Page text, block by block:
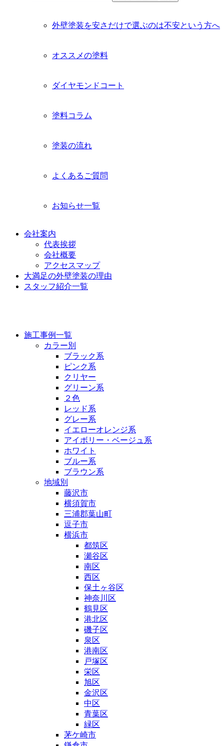
外壁塗装を安さだけで選ぶのは不安という方へ
オススメの塗料
ダイヤモンドコート
塗料コラム
塗装の流れ
よくあるご質問
お知らせ一覧
会社案内
代表挨拶
会社概要
アクセスマップ
大満足の外壁塗装の理由
スタッフ紹介一覧
施工事例一覧
カラー別
ブラック系
ピンク系
クリヤー
グリーン系
２色
レッド系
グレー系
イエローオレンジ系
アイボリー・ベージュ系
ホワイト
ブルー系
ブラウン系
地域別
藤沢市
横須賀市
三浦郡葉山町
逗子市
横浜市
都筑区
瀬谷区
南区
西区
保土ヶ谷区
神奈川区
鶴見区
港北区
磯子区
泉区
港南区
戸塚区
栄区
旭区
金沢区
中区
青葉区
緑区
茅ケ崎市